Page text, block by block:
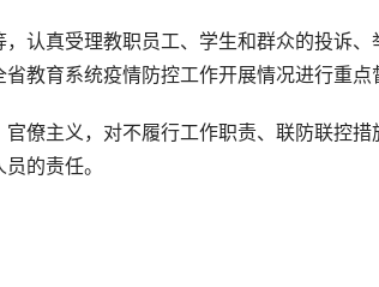
认真受理教职员工、学生和群众的投诉
教育系统疫情防控工作开展情况进行重点
僚主义，对不履行工作职责、联防联控
的责任。